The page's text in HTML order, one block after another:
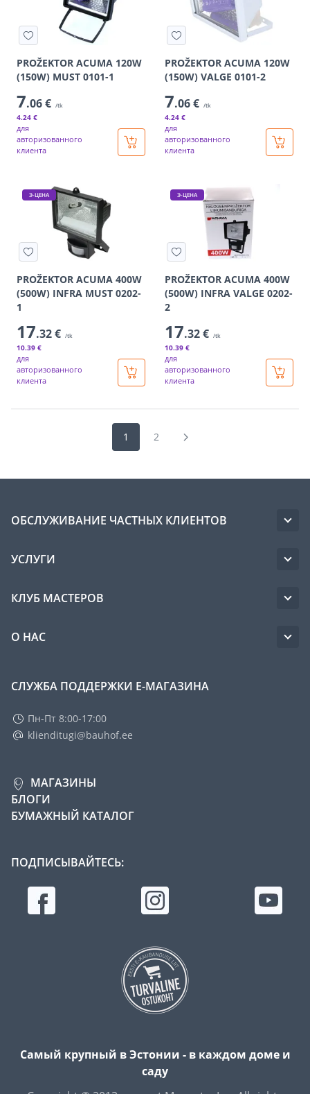
PROŽEKTOR ACUMA 120W
(150W) MUST 0101-1
7.06 € /tk
4.24 €
для
авторизованного
клиента
PROŽEKTOR ACUMA 120W
(150W) VALGE 0101-2
7.06 € /tk
4.24 €
для
авторизованного
клиента
Э-ЦЕНА
PROŽEKTOR ACUMA 400W
(500W) INFRA MUST 0202-
1
17.32 € /tk
10.39 €
для
авторизованного
клиента
Э-ЦЕНА
PROŽEKTOR ACUMA 400W
(500W) INFRA VALGE 0202-
2
17.32 € /tk
10.39 €
для
авторизованного
клиента
1 2
ОБСЛУЖИВАНИЕ ЧАСТНЫХ КЛИЕНТОВ
УСЛУГИ
КЛУБ МАСТЕРОВ
О НАС
СЛУЖБА ПОДДЕРЖКИ Е-МАГАЗИНА
Пн-Пт 8:00-17:00
klienditugi@bauhof.ee
МАГАЗИНЫ
БЛОГИ
БУМАЖНЫЙ КАТАЛОГ
ПОДПИСЫВАЙТЕСЬ:
Самый крупный в Эстонии - в каждом доме и
саду